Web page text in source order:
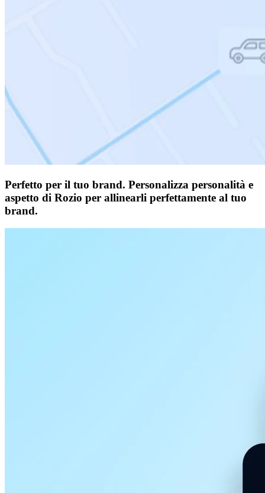
Perfetto per il tuo brand. Personalizza personalità e
aspetto di Rozio per allinearli perfettamente al tuo
brand.